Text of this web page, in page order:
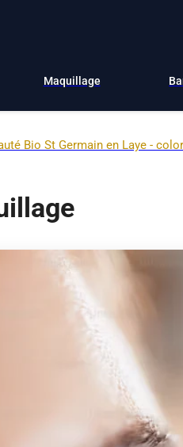
Maquillage
Bio St Germain en Laye -